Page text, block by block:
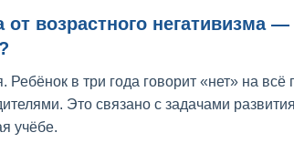
возрастного негативизма —
в три года говорит «нет» на всё
Это связано с задачами
учёбе.